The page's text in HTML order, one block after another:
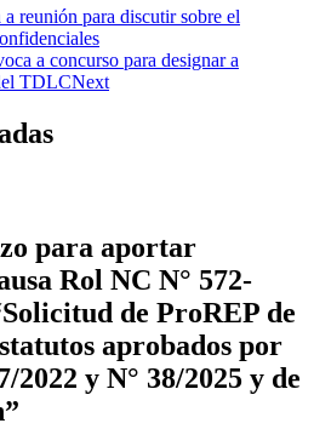
reunión para discutir sobre el
a concurso para designar a
TDLCNext
para aportar
Rol NC N° 572-
de ProREP de
aprobados por
2022 y N° 38/2025 y de